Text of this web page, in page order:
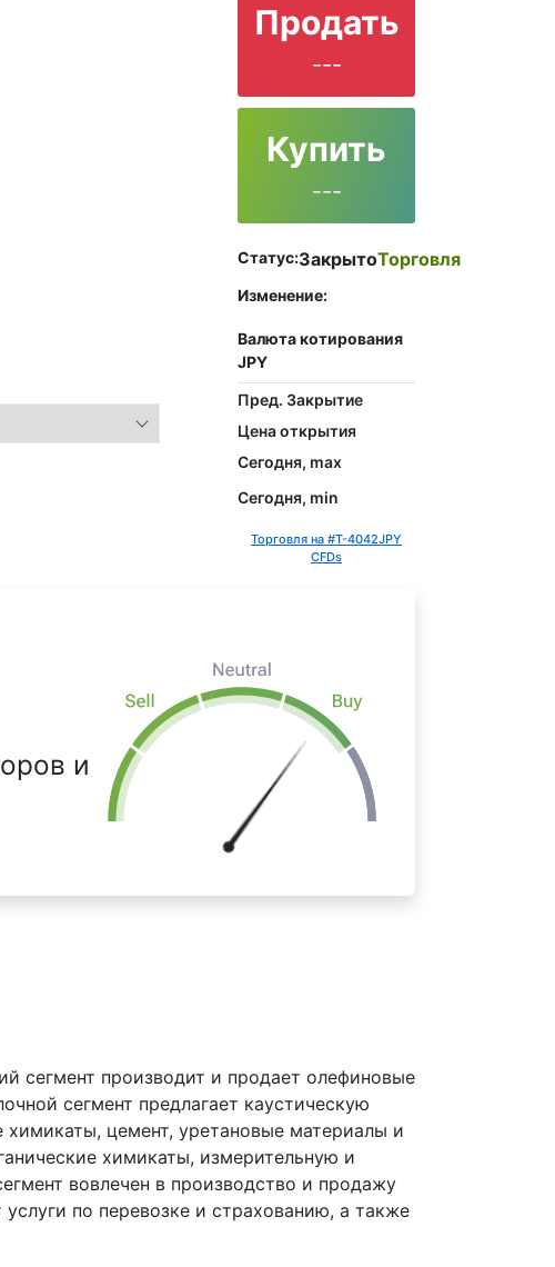
Продать
---
Купить
---
Статус:ЗакрытоТорговля
Изменение:
Валюта котирования
JPY
Пред. Закрытие
Цена открытия
Сегодня, max
Сегодня, min
Торговля на #T-4042JPY
CFDs
и
сегмент производит и продает олефиновые
сегмент предлагает каустическую
цемент, уретановые материалы и
химикаты, измерительную и
вовлечен в производство и продажу
по перевозке и страхованию, а также